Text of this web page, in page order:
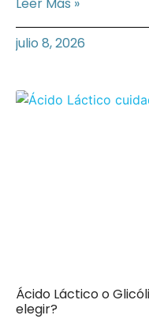
julio 8, 2026
Ácido Láctico o
elegir?